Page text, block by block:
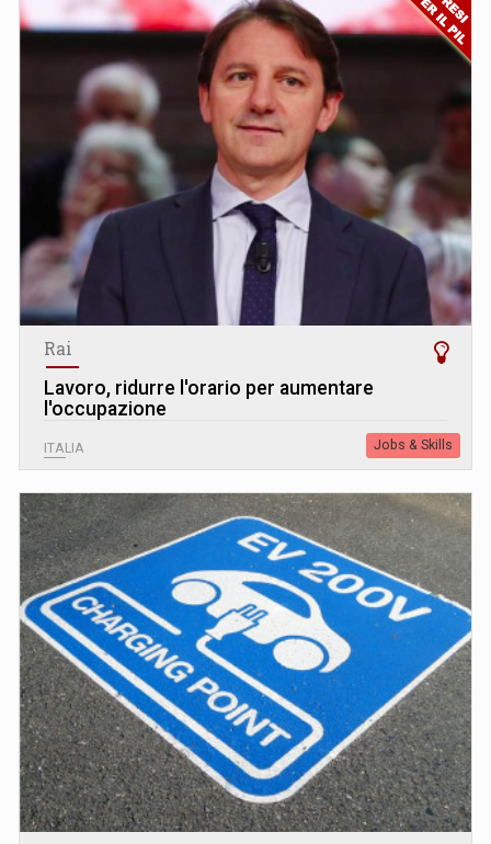
Rai
Lavoro, ridurre l'orario per aumentare
l'occupazione
ITALIA Jobs & Skills